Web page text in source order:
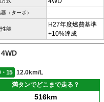
（ターボ） -
性能
H27年度燃費基準
+10%達成
15
12.0km/L
満タンでどこまで走る？
516km